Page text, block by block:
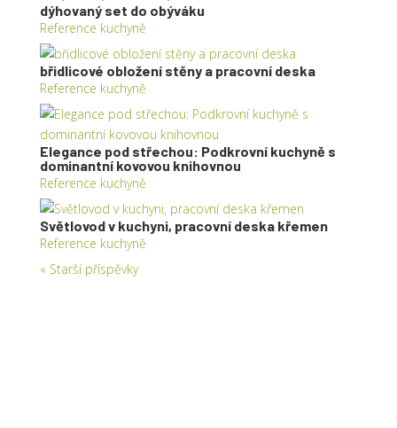
dýhovaný set do obýváku
Reference kuchyně
břidlicové obložení stěny a pracovní deska
Reference kuchyně
Elegance pod střechou: Podkrovní kuchyně s
dominantní kovovou knihovnou
Reference kuchyně
Světlovod v kuchyni, pracovní deska křemen
Reference kuchyně
« Starší příspěvky